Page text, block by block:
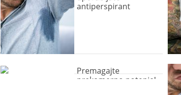
antiperspirant
Premagajte
prekomerno potenje!